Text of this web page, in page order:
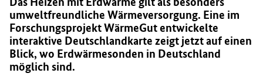
umweltfreundliche Wärmeversorgung. Eine im
Forschungsprojekt WärmeGut entwickelte
interaktive Deutschlandkarte zeigt jetzt auf einen
Blick, wo Erdwärmesonden in Deutschland
möglich sind.